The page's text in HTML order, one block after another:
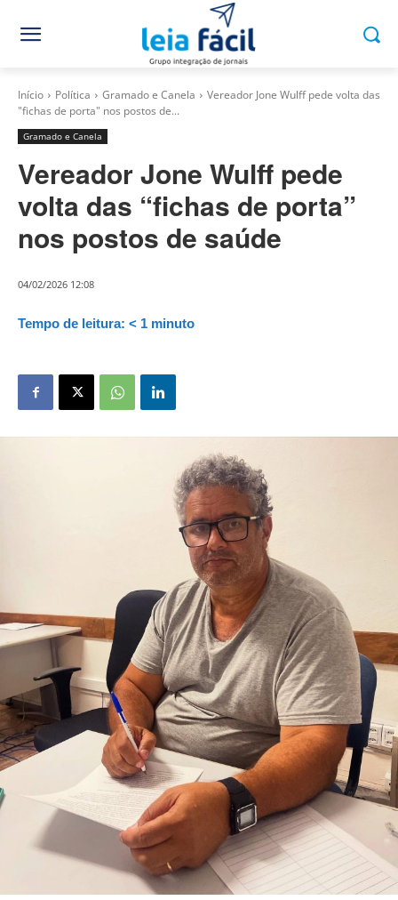
Início Política Gramado e Canela
Vereador Jone Wulff pede volta das
"fichas de porta" nos postos de...
Gramado e Canela
Vereador Jone Wulff pede
volta das “fichas de porta”
nos postos de saúde
04/02/2026 12:08
Tempo de leitura: < 1 minuto